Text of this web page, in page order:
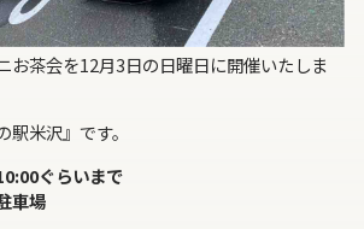
お茶会を12月3日の日曜日に開催いたしま
米沢』です。
ぐらいまで
車場